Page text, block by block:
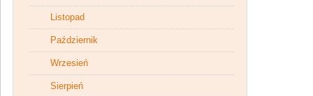
Listopad
Październik
Wrzesień
Sierpień